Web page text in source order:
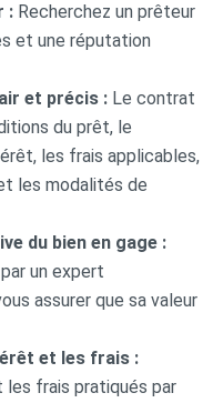
: Recherchez un prêteur
et une réputation
et précis : Le contrat
du prêt, le
les frais applicables,
les modalités de
du bien en gage :
un expert
assurer que sa valeur
et les frais :
les frais pratiqués par